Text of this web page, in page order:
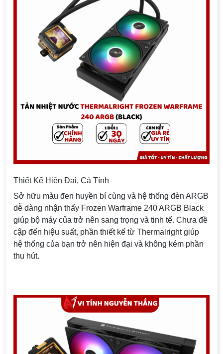
Thiết Kế Hiện Đại, Cá Tính
Sở hữu màu đen huyền bí cùng và hệ thống đèn ARGB
dễ dàng nhận thấy Frozen Warframe 240 ARGB Black
giúp bộ máy của trở nên sang trọng và tinh tế. Chưa đề
cập đến hiệu suất, phần thiết kế từ Thermalright giúp
hệ thống của bạn trở nên hiện đại và không kém phần
thu hút.